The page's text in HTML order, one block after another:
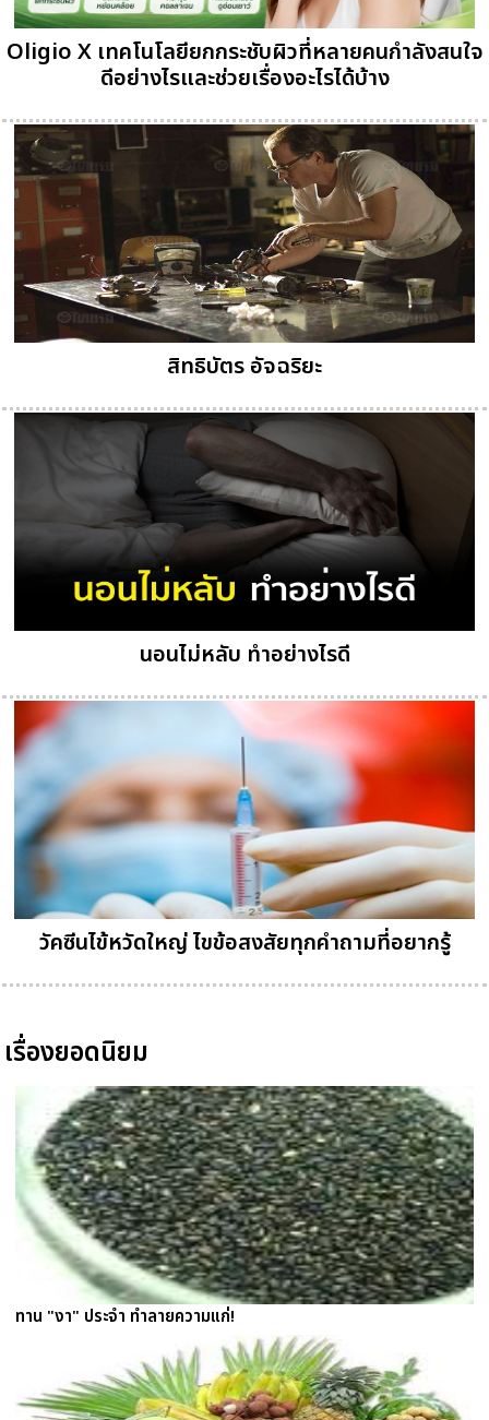
Oligio X เทคโนโลยียกกระชับผิวที่หลายคนกำลังสนใจ
ดีอย่างไรและช่วยเรื่องอะไรได้บ้าง
สิทธิบัตร อัจฉริยะ
นอนไม่หลับ ทำอย่างไรดี
วัคซีนไข้หวัดใหญ่ ไขข้อสงสัยทุกคำถามที่อยากรู้
เรื่องยอดนิยม
ทาน "งา" ประจำ ทำลายความแก่!